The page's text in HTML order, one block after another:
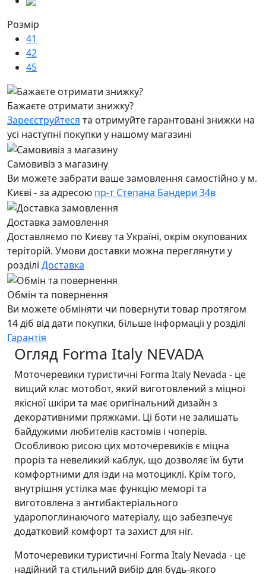
Розмір
41
42
45
Бажаєте отримати знижку?
Зареєструйтеся та отримуйте гарантовані знижки на
усі наступні покупки у нашому магазині
Самовивіз з магазину
Ви можете забрати ваше замовлення самостійно у м.
Києві - за адресою пр-т Степана Бандери 34в
Доставка замовлення
Доставляємо по Києву та Україні, окрім окупованих
теріторій. Умови доставки можна переглянути у
розділі Доставка
Обмін та повернення
Ви можете обміняти чи повернути товар протягом
14 діб від дати покупки, більше інформації у розділі
Гарантія
Огляд Forma Italy NEVADA
Моточеревики туристичні Forma Italy Nevada - це
вищий клас мотобот, який виготовлений з міцної
якісної шкіри та має оригінальний дизайн з
декоративними пряжками. Ці боти не залишать
байдужими любителів кастомів і чоперів.
Особливою рисою цих моточеревиків є міцна
проріз та невеликий каблук, що дозволяє їм бути
комфортними для їзди на мотоциклі. Крім того,
внутрішня устілка має функцію меморі та
виготовлена з антибактеріального
ударопоглинаючого матеріалу, що забезпечує
додатковий комфорт та захист для ніг.
Моточеревики туристичні Forma Italy Nevada - це
надійний та стильний вибір для будь-якого